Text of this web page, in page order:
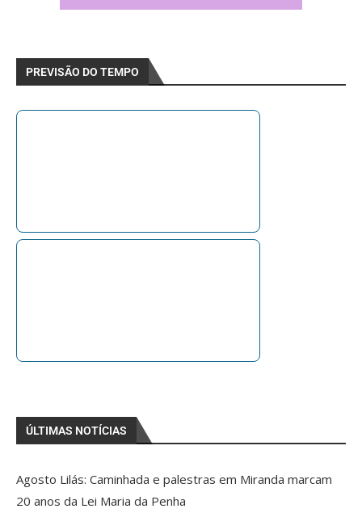
PREVISÃO DO TEMPO
ÚLTIMAS NOTÍCIAS
Agosto Lilás: Caminhada e palestras em Miranda marcam
20 anos da Lei Maria da Penha